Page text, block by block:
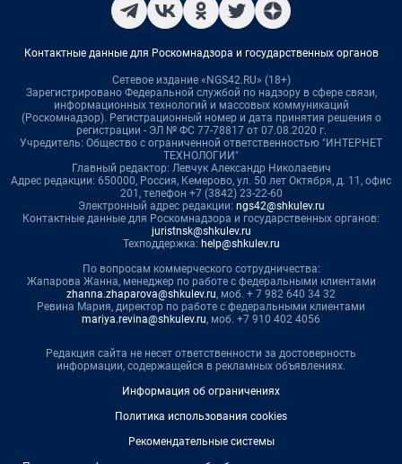
Контактные данные для Роскомнадзора и государственных органов
Сетевое издание «NGS42.RU» (18+)
Зарегистрировано Федеральной службой по надзору в сфере связи,
информационных технологий и массовых коммуникаций
(Роскомнадзор). Регистрационный номер и дата принятия решения о
регистрации - ЭЛ № ФС 77-78817 от 07.08.2020 г.
Учредитель: Общество с ограниченной ответственностью "ИНТЕРНЕТ
ТЕХНОЛОГИИ"
Главный редактор: Левчук Александр Николаевич
Адрес редакции: 650000, Россия, Кемерово, ул. 50 лет Октября, д. 11, офис
201, телефон +7 (3842) 23-22-60
Электронный адрес редакции: ngs42@shkulev.ru
Контактные данные для Роскомнадзора и государственных органов:
juristnsk@shkulev.ru
Техподдержка: help@shkulev.ru
По вопросам коммерческого сотрудничества:
Жапарова Жанна, менеджер по работе с федеральными клиентами
zhanna.zhaparova@shkulev.ru, моб. + 7 982 640 34 32
Ревина Мария, директор по работе с федеральными клиентами
mariya.revina@shkulev.ru, моб. +7 910 402 4056
Редакция сайта не несет ответственности за достоверность
информации, содержащейся в рекламных объявлениях.
Информация об ограничениях
Политика использования cookies
Рекомендательные системы